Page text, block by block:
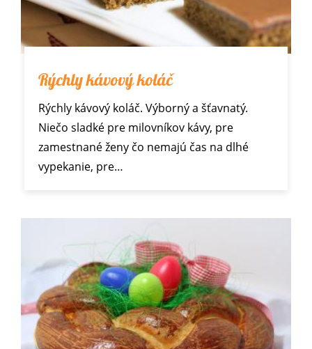
Rýchly kávový koláč
Rýchly kávový koláč. Výborný a šťavnatý.
Niečo sladké pre milovníkov kávy, pre
zamestnané ženy čo nemajú čas na dlhé
vypekanie, pre…